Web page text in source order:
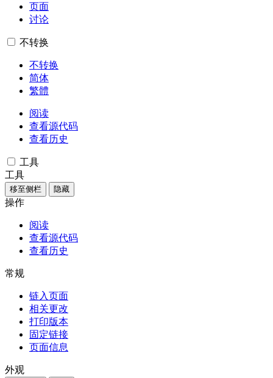
页面
讨论
不转换
不转换
简体
繁體
阅读
查看源代码
查看历史
工具
工具
移至侧栏 隐藏
操作
阅读
查看源代码
查看历史
常规
链入页面
相关更改
打印版本
固定链接
页面信息
外观